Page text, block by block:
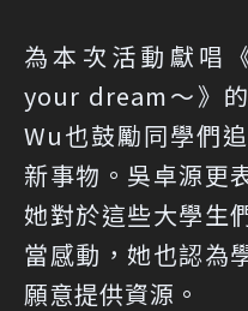
為本次活動獻唱
your dream～》
Wu也鼓勵同學們
新事物。吳卓源更
她對於這些大學生
當感動，她也認為
願意提供資源。